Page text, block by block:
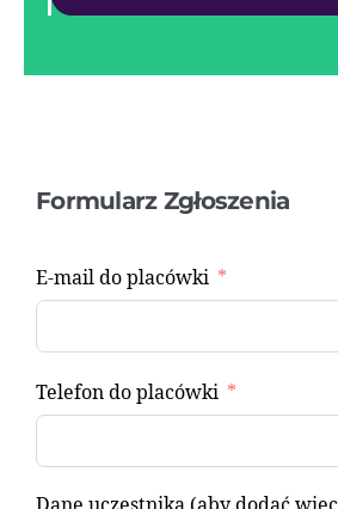
Formularz Zgłoszenia
E-mail do placówki
Telefon do placówki